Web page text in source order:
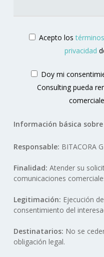
Acepto los
privacidad
Doy mi
Consulting pueda
Información básica
Responsable: BITACORA
Finalidad: Atender su
comunicaciones
Legitimación: Ejecución
consentimiento del
Destinatarios: No se
obligación legal.